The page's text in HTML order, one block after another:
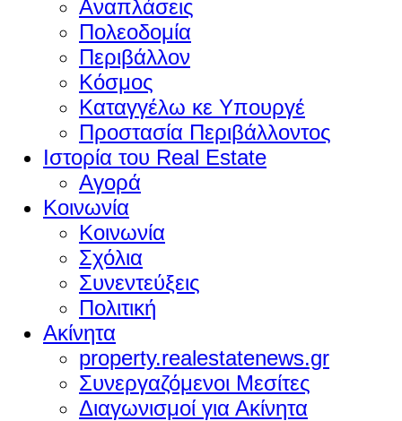
Αναπλάσεις
Πολεοδομία
Περιβάλλον
Κόσμος
Καταγγέλω κε Υπουργέ
Προστασία Περιβάλλοντος
Ιστορία του Real Estate
Αγορά
Κοινωνία
Κοινωνία
Σχόλια
Συνεντεύξεις
Πολιτική
Ακίνητα
property.realestatenews.gr
Συνεργαζόμενοι Μεσίτες
Διαγωνισμοί για Ακίνητα